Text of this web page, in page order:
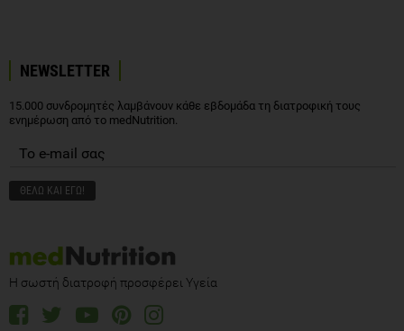
NEWSLETTER
15.000 συνδρομητές λαμβάνουν κάθε εβδομάδα τη διατροφική τους
ενημέρωση από το medNutrition.
Η σωστή διατροφή προσφέρει Υγεία